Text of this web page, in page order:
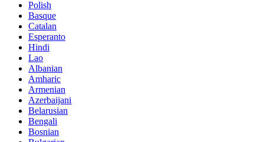
Polish
Basque
Catalan
Esperanto
Hindi
Lao
Albanian
Amharic
Armenian
Azerbaijani
Belarusian
Bengali
Bosnian